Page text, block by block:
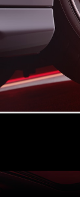
Vozidlá
Kupé
CLE